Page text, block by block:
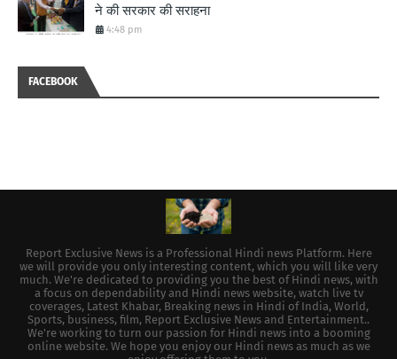
ने की सरकार की सराहना
4:48 pm
FACEBOOK
Report Exclusive News is a Professional Hindi news Platform. Here
we will provide you only interesting content, which you will like very
much. We're dedicated to providing you the best of Hindi news, with
a focus on dependability and Hindi news website, watch live tv
coverages, Latest Khabar, Breaking news in Hindi of India, World,
Sports, business, film, Report Exclusive News and Entertainment..
We're working to turn our passion for Hindi news into a booming
online website. We hope you enjoy our Hindi news as much as we